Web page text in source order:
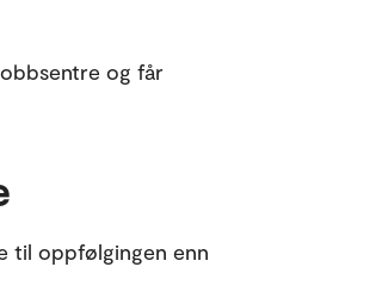
og får
til oppfølgingen enn